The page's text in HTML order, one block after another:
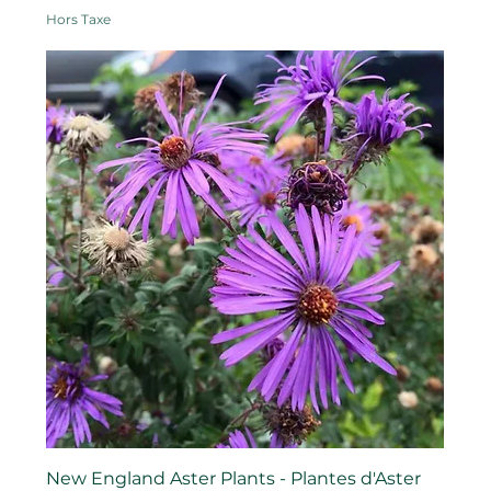
Hors Taxe
New England Aster Plants - Plantes d'Aster